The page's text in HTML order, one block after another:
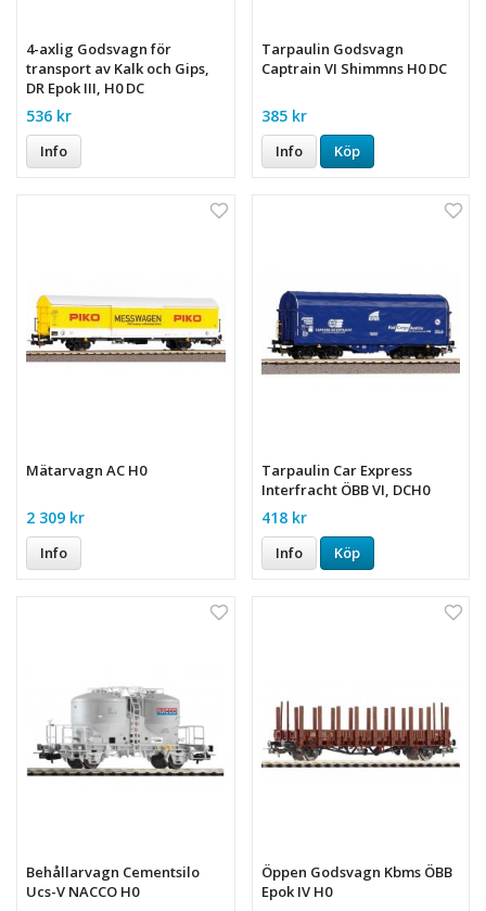
4-axlig Godsvagn för
transport av Kalk och Gips,
DR Epok III, H0 DC
536 kr
Info
Tarpaulin Godsvagn
Captrain VI Shimmns H0 DC
385 kr
Info Köp
Mätarvagn AC H0
2 309 kr
Info
Tarpaulin Car Express
Interfracht ÖBB VI, DCH0
418 kr
Info Köp
Behållarvagn Cementsilo
Ucs-V NACCO H0
Öppen Godsvagn Kbms ÖBB
Epok IV H0